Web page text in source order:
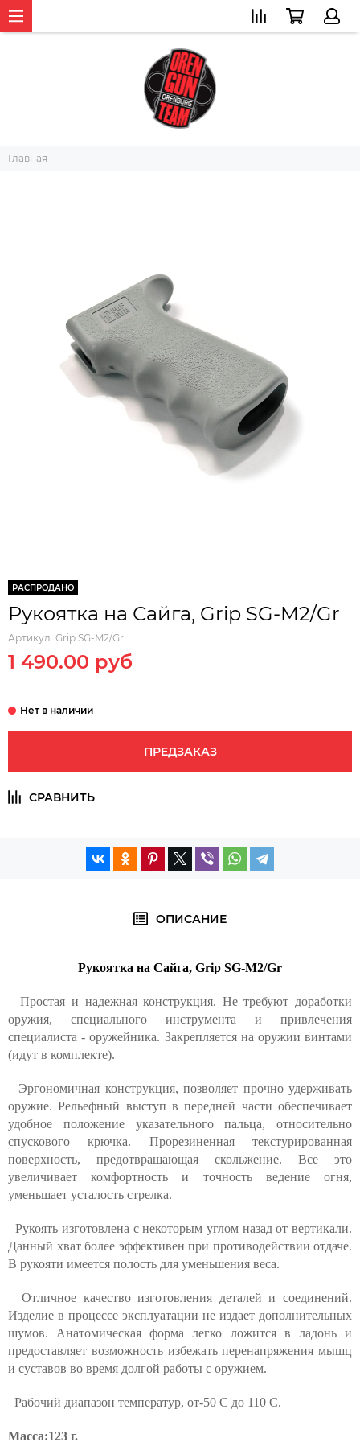
Главная
РАСПРОДАНО
Рукоятка на Сайга, Grip SG-M2/Gr
Артикул: Grip SG-M2/Gr
1 490.00 руб
ПРЕДЗАКАЗ
ОПИСАНИЕ
Рукоятка на Сайга, Grip SG-M2/Gr
Простая и надежная конструкция. Не требуют доработки
оружия, специального инструмента и привлечения
специалиста - оружейника. Закрепляется на оружии винтами
(идут в комплекте).
Эргономичная конструкция, позволяет прочно удерживать
оружие. Рельефный выступ в передней части обеспечивает
удобное положение указательного пальца, относительно
спускового крючка. Прорезиненная текстурированная
поверхность, предотвращающая скольжение. Все это
увеличивает комфортность и точность ведение огня,
уменьшает усталость стрелка.
Рукоять изготовлена с некоторым углом назад от вертикали.
Данный хват более эффективен при противодействии отдаче.
В рукояти имеется полость для уменьшения веса.
Отличное качество изготовления деталей и соединений.
Изделие в процессе эксплуатации не издает дополнительных
шумов. Анатомическая форма легко ложится в ладонь и
предоставляет возможность избежать перенапряжения мышц
и суставов во время долгой работы с оружием.
Рабочий диапазон температур, от-50 С до 110 С.
Масса:123 г.